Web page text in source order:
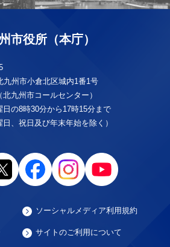
市役所（本庁）
州市小倉北区城内1番1号
九州市コールセンター）
日の8時30分から17時15分まで
日、祝日及び年末年始を除く）
ソーシャルメディア利用規約
サイトのご利用について